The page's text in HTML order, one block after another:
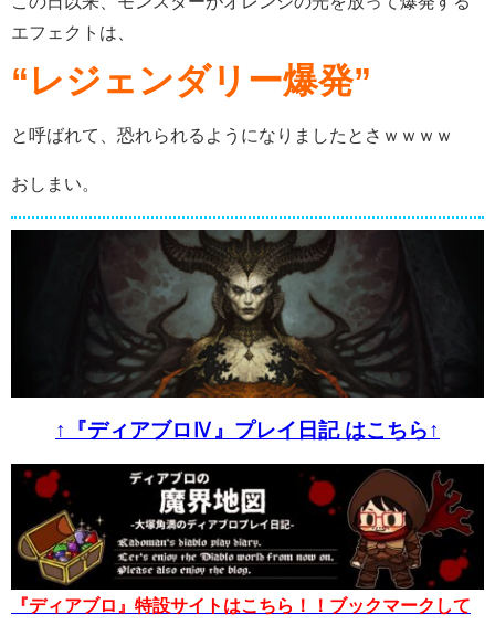
エフェクトは、
“レジェンダリー爆発”
と呼ばれて、恐れられるようになりましたとさｗｗｗｗ
おしまい。
↑『ディアブロⅣ』プレイ日記 はこちら↑
『ディアブロ』特設サイトはこちら！！ブックマークして